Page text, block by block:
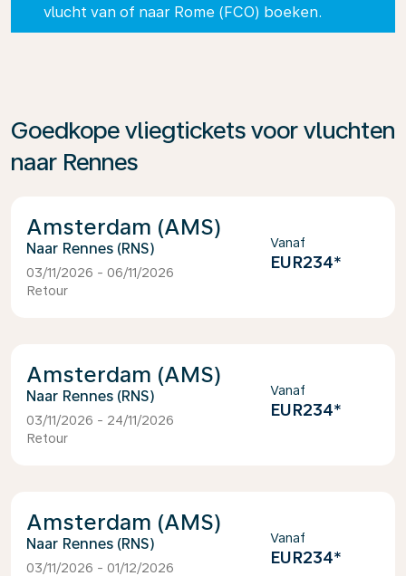
vlucht van of naar Rome (FCO) boeken.
Goedkope vliegtickets voor vluchten
naar Rennes
Amsterdam (AMS)
Rennes (RNS)
03/11/2026 - 06/11/2026
Retour
Vanaf
EUR234*
Amsterdam (AMS)
Rennes (RNS)
03/11/2026 - 24/11/2026
Retour
Vanaf
EUR234*
Amsterdam (AMS)
Rennes (RNS)
03/11/2026 - 01/12/2026
Vanaf
EUR234*